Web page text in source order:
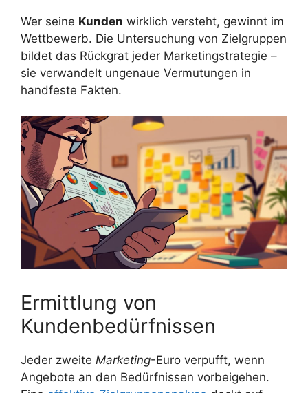
Wer seine Kunden wirklich versteht, gewinnt im
Wettbewerb. Die Untersuchung von Zielgruppen
bildet das Rückgrat jeder Marketingstrategie –
sie verwandelt ungenaue Vermutungen in
handfeste Fakten.
Ermittlung von
Kundenbedürfnissen
Jeder zweite Marketing-Euro verpufft, wenn
Angebote an den Bedürfnissen vorbeigehen.